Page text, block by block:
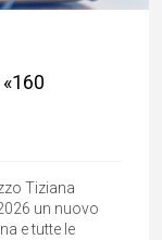
Tiziana
un nuovo
e tutte le